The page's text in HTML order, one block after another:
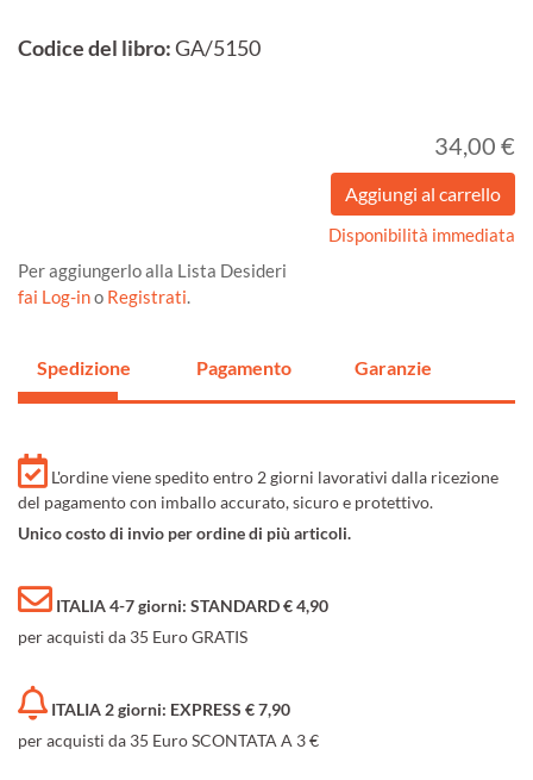
Codice del libro:GA/5150
34,00 €
Disponibilità immediata
Per aggiungerlo alla Lista Desideri
fai Log-ino Registrati.
Spedizione Pagamento Garanzie
L'ordine viene spedito entro 2 giorni lavorativi dalla ricezione
del pagamento con imballo accurato, sicuro e protettivo.
Unico costo di invio per ordine di più articoli.
ITALIA 4-7 giorni: STANDARD € 4,90
per acquisti da 35 Euro GRATIS
ITALIA 2 giorni: EXPRESS € 7,90
per acquisti da 35 Euro SCONTATA A 3 €